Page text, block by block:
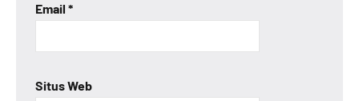
Email *
Situs Web